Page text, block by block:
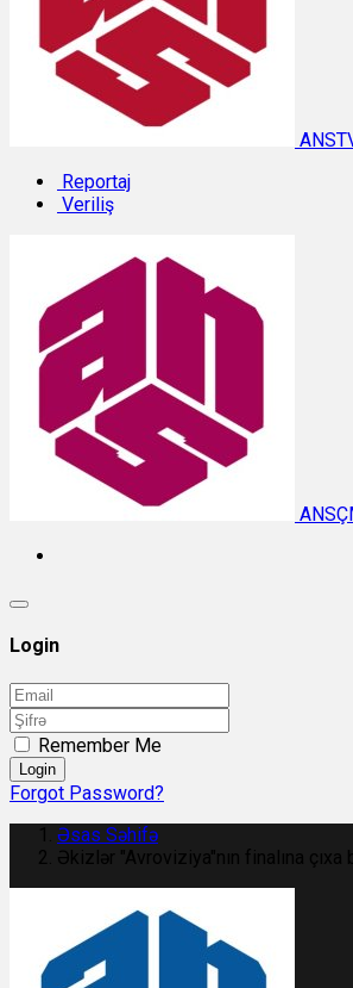
Reportaj
Veriliş
Login
Remember Me
Login
Forgot Password?
Əsas Səhifə
Əkizlər "Avroviziya"nın finalına çıxa